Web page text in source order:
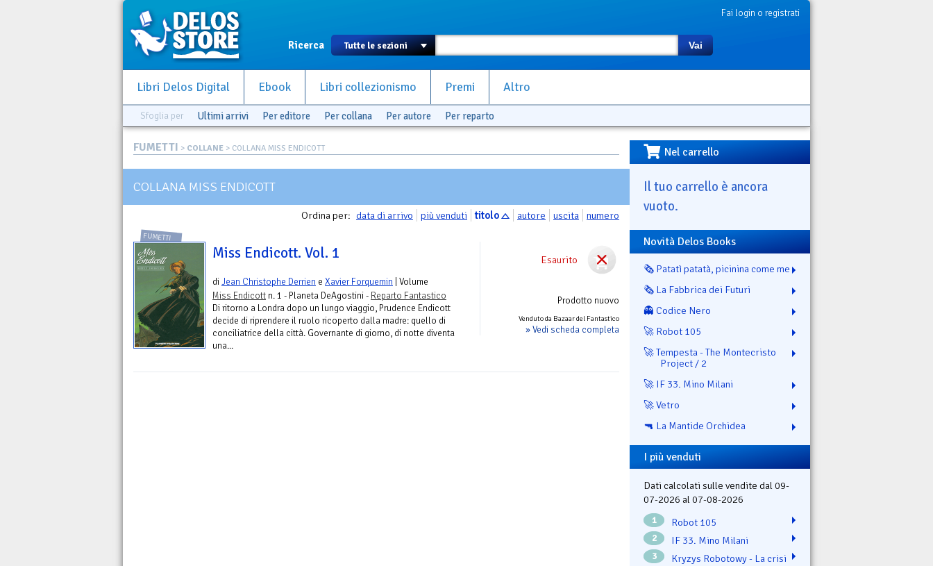
Fai login o registrati
Ricerca Vai
Libri Delos Digital Ebook Libri collezionismo Premi Altro
Sfoglia per Ultimi arrivi Per editore Per collana Per autore Per reparto
FUMETTI > COLLANE > COLLANA MISS ENDICOTT
COLLANA MISS ENDICOTT
Ordina per: data di arrivo più venduti titolo autore uscita numero
Esaurito
Prodotto nuovo
Venduto da Bazaar del Fantastico
» Vedi scheda completa
FUMETTI
Miss Endicott. Vol. 1
diJean Christophe Derrien e Xavier Forquemin | Volume
Miss Endicott n. 1 - Planeta DeAgostini - Reparto Fantastico
Di ritorno a Londra dopo un lungo viaggio, Prudence Endicott
decide di riprendere il ruolo ricoperto dalla madre: quello di
conciliatrice della città. Governante di giorno, di notte diventa
una...
Nel carrello
Il tuo carrello è ancora
vuoto.
Novità Delos Books
🗞️ Patatì patatà, picinina come me
🗞️ La Fabbrica dei Futuri
👻 Codice Nero
🚀 Robot 105
🚀 Tempesta - The Montecristo
Project / 2
🚀 IF 33. Mino Milani
🚀 Vetro
🔫 La Mantide Orchidea
I più venduti
Dati calcolati sulle vendite dal 09-
07-2026 al 07-08-2026
1 Robot 105
2 IF 33. Mino Milani
3
Kryzys Robotowy - La crisi